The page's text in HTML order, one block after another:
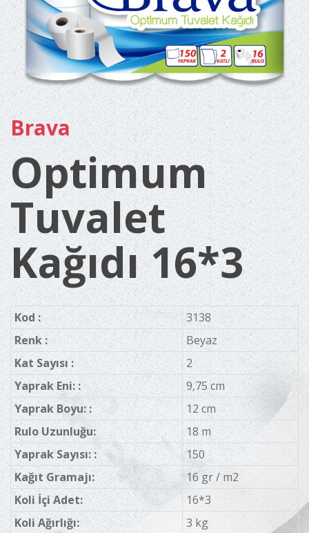
Brava
Optimum
Tuvalet
Kağıdı 16*3
Kod :
3138
Renk :
Beyaz
Kat Sayısı :
2
Yaprak Eni: :
9,75 cm
Yaprak Boyu: :
12 cm
Rulo Uzunluğu:
18 m
Yaprak Sayısı: :
150
Kağıt Gramajı:
16 gr / m2
Koli İçi Adet:
16*3
Koli Ağırlığı:
3 kg